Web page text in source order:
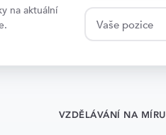
na aktuální
VZDĚLÁVÁNÍ NA MÍRU